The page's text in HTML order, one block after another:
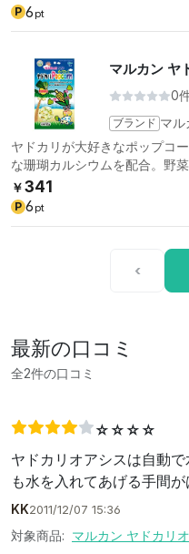
P 6 pt
マルカン ヤ
0
ブランド マル
ヤドカリが大好きなポップコ
な珊瑚カルシウムを配合。野菜
￥341
P 6 pt
‹
最新の口コミ
全2件の口コミ
☆☆☆☆
ヤドカリオアシスは自動
も水を入れてあげる手間
KK2011/12/07 15:36
対象商品: マルカン ヤドカリ